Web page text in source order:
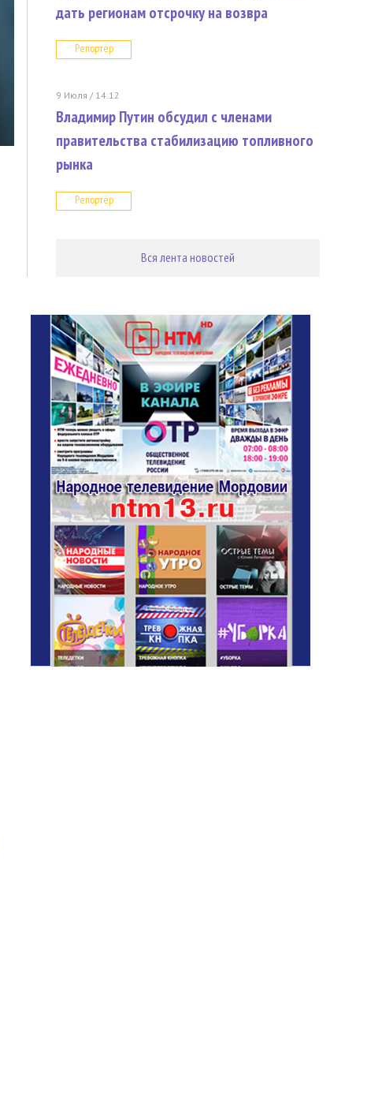
дать регионам отсрочку на возвра
Репортер
9 Июля / 14:12
Владимир Путин обсудил с членами
правительства стабилизацию топливного
рынка
Репортер
Вся лента новостей